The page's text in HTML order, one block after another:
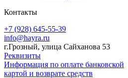
Контакты
+7 (928) 645-55-39
info@hayra.ru
г.Грозный, улица Сайханова 53
Реквизиты
Информация по оплате банковской
картой и возврате средств